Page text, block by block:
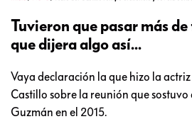
Tuvieron que pasar más
que dijera algo así...
Vaya declaración la que hizo la
Castillo sobre la reunión que sostuvo
Guzmán en el 2015.